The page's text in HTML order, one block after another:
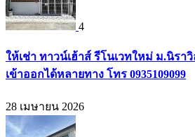
4
ให้เช่า ทาวน์เฮ้าส์ รีโนเวทใหม่ ม.นิรา
เข้าออกได้หลายทาง โทร 0935109099
28 เมษายน 2026